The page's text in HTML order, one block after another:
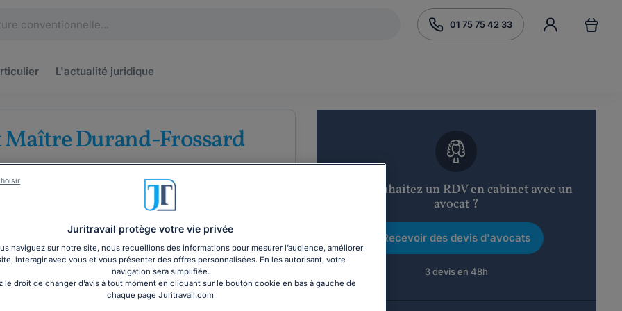
01 75 75 42 33
L'actualité juridique
Maître Durand-Frossard
au barreau de Toulouse
COORDONNÉES
Vous souhaitez un RDV en cabinet avec un
avocat ?
Recevoir des devis d'avocats
3 devis en 48h
Juritravail protège votre vie privée
naviguez sur notre site, nous recueillons des informations pour mesurer l’audience, améliorer
interagir avec vous et vous présenter des offres personnalisées. En les autorisant, votre
navigation sera simplifiée.
le droit de changer d’avis à tout moment en cliquant sur le bouton cookie en bas à gauche de
chaque page Juritravail.com